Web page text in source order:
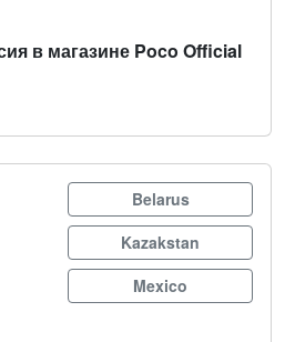
в магазине Poco Official
Belarus
Kazakstan
Mexico